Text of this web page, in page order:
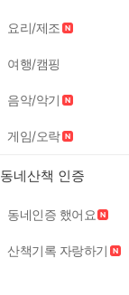
요리/제조
여행/캠핑
음악/악기
게임/오락
동네산책 인증
동네인증 했어요
산책기록 자랑하기